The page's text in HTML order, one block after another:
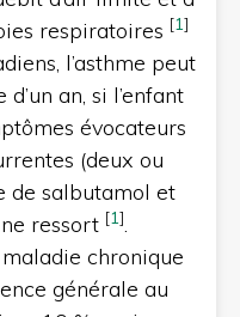
respiratoires [1]
l’asthme peut
an, si l’enfant
évocateurs
(deux ou
de salbutamol et
ressort [1].
chronique
générale au